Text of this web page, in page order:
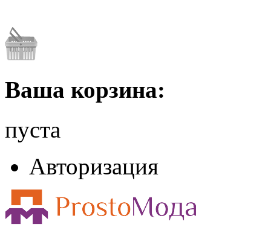
Ваша корзина:
пуста
Авторизация